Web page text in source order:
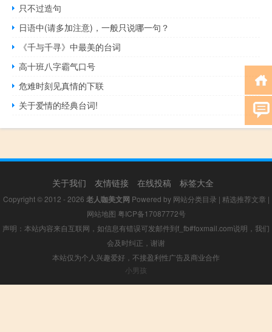
只不过造句
日语中(请多加注意)，一般只说哪一句？
《千与千寻》中最美的台词
高十班八字霸气口号
危难时刻见真情的下联
关于爱情的经典台词!
关于我们 友情链接 在线投稿 标签大全
Copyright © 2012 - 2026 老人咖美文网 Powered by 网站分类目录 | 精选推荐文章 |
网站地图 粤ICP备17087772号
声明：本站内容来自互联网，如信息有错误可发邮件到f_fb#foxmail.com说明，我们
会及时纠正，谢谢
本站仅为个人兴趣爱好，不接盈利性广告及商业合作
小男孩